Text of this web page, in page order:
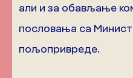
али и за обављање
пословања са
пољопривреде.